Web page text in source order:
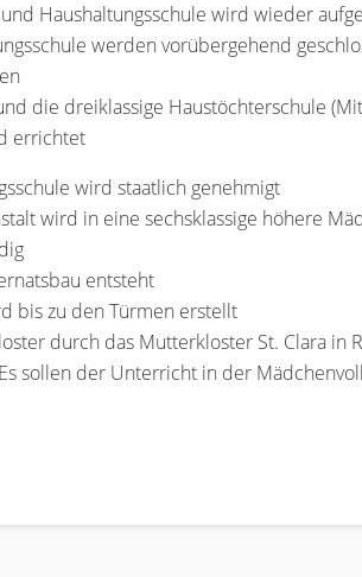
Haushaltungsschule wird wieder
werden vorübergehend
die dreiklassige Haustöchterschule
errichtet
wird staatlich genehmigt
wird in eine sechsklassige höhere
entsteht
bis zu den Türmen erstellt
durch das Mutterkloster St. Clara in
sollen der Unterricht in der